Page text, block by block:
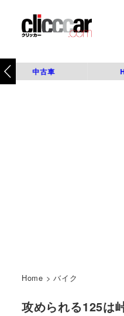
中古車
Home >バイク
攻められる125は